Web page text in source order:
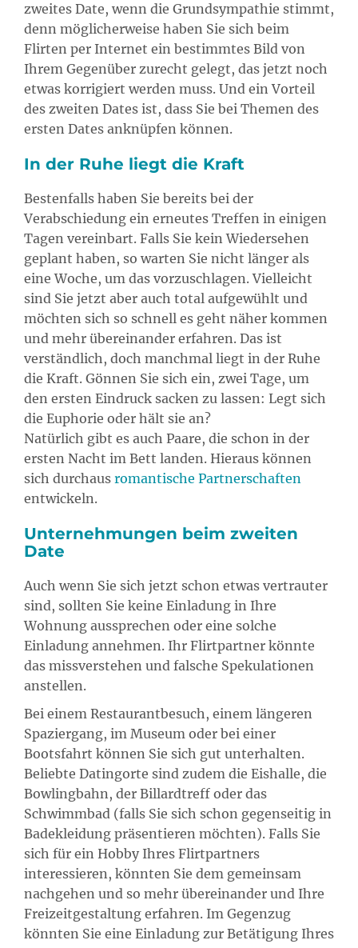
zweites Date, wenn die Grundsympathie stimmt,
denn möglicherweise haben Sie sich beim
Flirten per Internet ein bestimmtes Bild von
Ihrem Gegenüber zurecht gelegt, das jetzt noch
etwas korrigiert werden muss. Und ein Vorteil
des zweiten Dates ist, dass Sie bei Themen des
ersten Dates anknüpfen können.
In der Ruhe liegt die Kraft
Bestenfalls haben Sie bereits bei der
Verabschiedung ein erneutes Treffen in einigen
Tagen vereinbart. Falls Sie kein Wiedersehen
geplant haben, so warten Sie nicht länger als
eine Woche, um das vorzuschlagen. Vielleicht
sind Sie jetzt aber auch total aufgewühlt und
möchten sich so schnell es geht näher kommen
und mehr übereinander erfahren. Das ist
verständlich, doch manchmal liegt in der Ruhe
die Kraft. Gönnen Sie sich ein, zwei Tage, um
den ersten Eindruck sacken zu lassen: Legt sich
die Euphorie oder hält sie an?
Natürlich gibt es auch Paare, die schon in der
ersten Nacht im Bett landen. Hieraus können
sich durchaus romantische Partnerschaften
entwickeln.
Unternehmungen beim zweiten
Date
Auch wenn Sie sich jetzt schon etwas vertrauter
sind, sollten Sie keine Einladung in Ihre
Wohnung aussprechen oder eine solche
Einladung annehmen. Ihr Flirtpartner könnte
das missverstehen und falsche Spekulationen
anstellen.
Bei einem Restaurantbesuch, einem längeren
Spaziergang, im Museum oder bei einer
Bootsfahrt können Sie sich gut unterhalten.
Beliebte Datingorte sind zudem die Eishalle, die
Bowlingbahn, der Billardtreff oder das
Schwimmbad (falls Sie sich schon gegenseitig in
Badekleidung präsentieren möchten). Falls Sie
sich für ein Hobby Ihres Flirtpartners
interessieren, könnten Sie dem gemeinsam
nachgehen und so mehr übereinander und Ihre
Freizeitgestaltung erfahren. Im Gegenzug
könnten Sie eine Einladung zur Betätigung Ihres